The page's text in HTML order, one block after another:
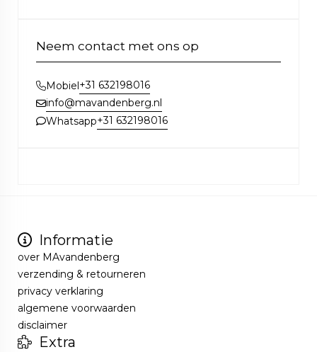
Neem contact met ons op
Mobiel+31 632198016
info@mavandenberg.nl
Whatsapp+31 632198016
Informatie
over MAvandenberg
verzending & retourneren
privacy verklaring
algemene voorwaarden
disclaimer
Extra